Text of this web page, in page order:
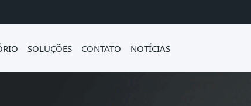
SOLUÇÕES CONTATO NOTÍCIAS